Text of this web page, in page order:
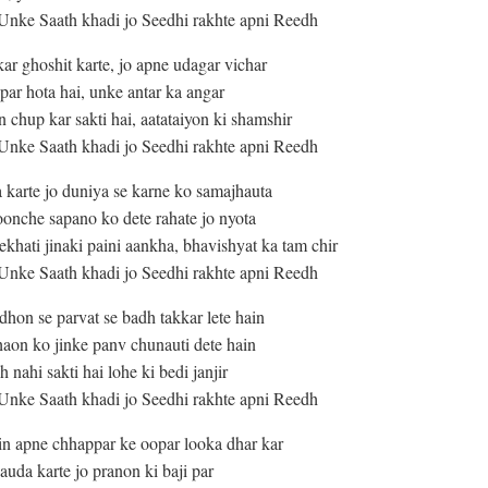
Saath khadi jo Seedhi rakhte apni Reedh
ghoshit karte, jo apne udagar vichar
hota hai, unke antar ka angar
chup kar sakti hai, aatataiyon ki shamshir
Saath khadi jo Seedhi rakhte apni Reedh
jo duniya se karne ko samajhauta
sapano ko dete rahate jo nyota
jinaki paini aankha, bhavishyat ka tam chir
Saath khadi jo Seedhi rakhte apni Reedh
se parvat se badh takkar lete hain
ko jinke panv chunauti dete hain
nahi sakti hai lohe ki bedi janjir
Saath khadi jo Seedhi rakhte apni Reedh
apne chhappar ke oopar looka dhar kar
karte jo pranon ki baji par